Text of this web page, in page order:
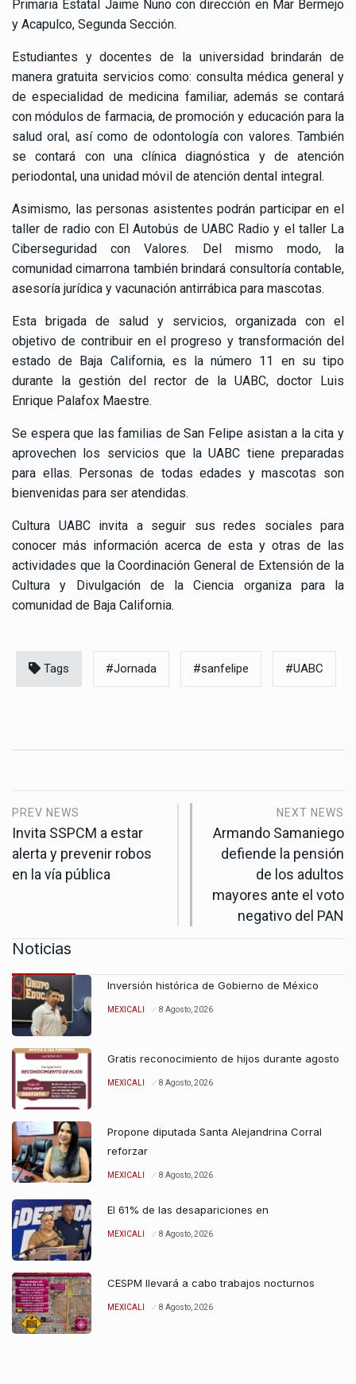
Primaria Estatal Jaime Nuno con dirección en Mar Bermejo
y Acapulco, Segunda Sección.
Estudiantes y docentes de la universidad brindarán de
manera gratuita servicios como: consulta médica general y
de especialidad de medicina familiar, además se contará
con módulos de farmacia, de promoción y educación para la
salud oral, así como de odontología con valores. También
se contará con una clínica diagnóstica y de atención
periodontal, una unidad móvil de atención dental integral.
Asimismo, las personas asistentes podrán participar en el
taller de radio con El Autobús de UABC Radio y el taller La
Ciberseguridad con Valores. Del mismo modo, la
comunidad cimarrona también brindará consultoría contable,
asesoría jurídica y vacunación antirrábica para mascotas.
Esta brigada de salud y servicios, organizada con el
objetivo de contribuir en el progreso y transformación del
estado de Baja California, es la número 11 en su tipo
durante la gestión del rector de la UABC, doctor Luis
Enrique Palafox Maestre.
Se espera que las familias de San Felipe asistan a la cita y
aprovechen los servicios que la UABC tiene preparadas
para ellas. Personas de todas edades y mascotas son
bienvenidas para ser atendidas.
Cultura UABC invita a seguir sus redes sociales para
conocer más información acerca de esta y otras de las
actividades que la Coordinación General de Extensión de la
Cultura y Divulgación de la Ciencia organiza para la
comunidad de Baja California.
Tags #Jornada #sanfelipe #UABC
PREV NEWS
Invita SSPCM a estar
alerta y prevenir robos
en la vía pública
NEXT NEWS
Armando Samaniego
defiende la pensión
de los adultos
mayores ante el voto
negativo del PAN
Noticias
Inversión histórica de Gobierno de México
MEXICALI 8 Agosto, 2026
Gratis reconocimiento de hijos durante agosto
MEXICALI 8 Agosto, 2026
Propone diputada Santa Alejandrina Corral
reforzar
MEXICALI 8 Agosto, 2026
El 61% de las desapariciones en
MEXICALI 8 Agosto, 2026
CESPM llevará a cabo trabajos nocturnos
MEXICALI 8 Agosto, 2026